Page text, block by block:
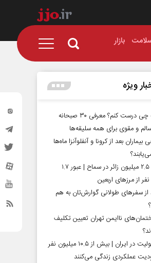
بازار
ویژه
صبحانه چی درست کنم؟ معرفی ۳۰ صبحانه
و مقوی برای همه سلیقه‌ها
بیماران بعد از کرونا و آنفلوآنزا ماه‌ها
ثبت‌نام ۲.۵ میلیون زائر در سماح | عبور ۱.۷
از مرز‌های اربعین
از سفرهای طولانی گوارش‌تان به هم
ناایمن تهران تعیین تکلیف
آمار معلولیت در ایران | بیش از ۱۰.۵ میلیون نفر
عملکردی زندگی می‌کنند